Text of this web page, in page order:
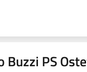
Buzzi PS